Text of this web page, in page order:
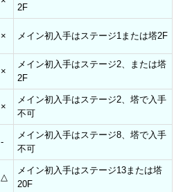
2F
× メイン初入手はステージ1または塔2F
×
メイン初入手はステージ2、または塔
2F
×
メイン初入手はステージ2、塔で入手
不可
-
メイン初入手はステージ8、塔で入手
不可
△
メイン初入手はステージ13または塔
20F